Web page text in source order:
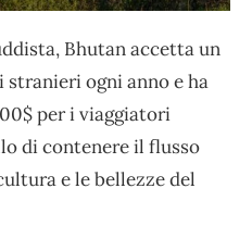
Bhutan accetta un
ogni anno e ha
per i viaggiatori
di contenere il flusso
e le bellezze del